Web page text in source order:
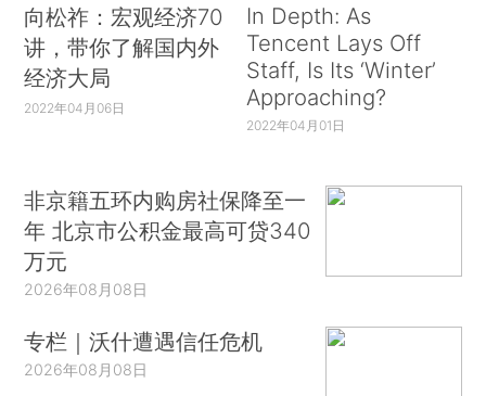
向松祚：宏观经济70
讲，带你了解国内外
经济大局
2022年04月06日
In Depth: As
Tencent Lays Off
Staff, Is Its ‘Winter’
Approaching?
2022年04月01日
非京籍五环内购房社保降至一
年 北京市公积金最高可贷340
万元
2026年08月08日
专栏｜沃什遭遇信任危机
2026年08月08日